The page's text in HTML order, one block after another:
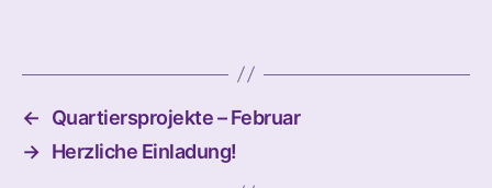
←
Quartiersprojekte – Februar
→ Herzliche Einladung!